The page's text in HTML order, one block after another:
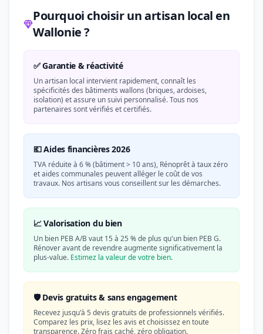
Pourquoi choisir un artisan local en
Wallonie ?
✅ Garantie & réactivité
Un artisan local intervient rapidement, connaît les
spécificités des bâtiments wallons (briques, ardoises,
isolation) et assure un suivi personnalisé. Tous nos
partenaires sont vérifiés et certifiés.
💶 Aides financières 2026
TVA réduite à 6 % (bâtiment > 10 ans), Rénoprêt à taux zéro
et aides communales peuvent alléger le coût de vos
travaux. Nos artisans vous conseillent sur les démarches.
📈 Valorisation du bien
Un bien PEB A/B vaut 15 à 25 % de plus qu'un bien PEB G.
Rénover avant de revendre augmente significativement la
plus-value. Estimez la valeur de votre bien.
🛡️ Devis gratuits & sans engagement
Recevez jusqu'à 5 devis gratuits de professionnels vérifiés.
Comparez les prix, lisez les avis et choisissez en toute
transparence. Zéro frais caché, zéro obligation.